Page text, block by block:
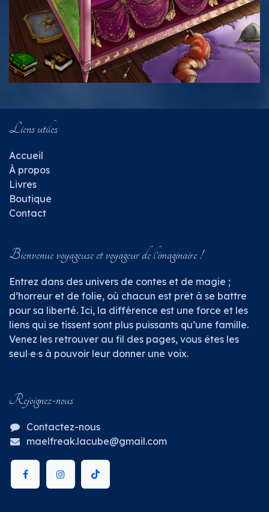
Liens utiles
​Accueil
À propos
Livres
Bout​iqu​e
Contact
Bienvenue voyageuse et voyageur de l’imaginaire !
Entrez dans des univers de contes et de magie ;
d’horreur et de folie, où chacun est prêt à se battre
pour sa liberté. Ici, la différence est une force et les
liens qui se tissent sont plus puissants qu’une famille.
Venez les retrouver au fil des pages, vous êtes les
seul∙e∙s à pouvoir leur donner une voix.
Rejoignez-nous
Contactez-nous
maelfreak.lacube@gmail.com